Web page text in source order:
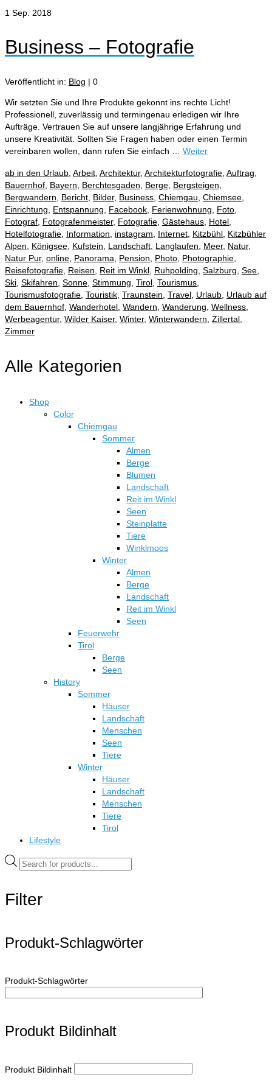
1 Sep. 2018
Business – Fotografie
Veröffentlicht in: Blog | 0
Wir setzten Sie und Ihre Produkte gekonnt ins rechte Licht!
Professionell, zuverlässig und termingenau erledigen wir Ihre
Aufträge. Vertrauen Sie auf unsere langjährige Erfahrung und
unsere Kreativität. Sollten Sie Fragen haben oder einen Termin
vereinbaren wollen, dann rufen Sie einfach … Weiter
ab in den Urlaub Arbeit Architektur, Architekturfotografie Auftrag
Bauernhof Bayern Berchtesgaden Berge Bergsteigen
Bergwandern
Bericht Bilder, Business Chiemgau Chiemsee
Einrichtung
Entspannung Facebook Ferienwohnung Foto
Fotograf Fotografenmeister, Fotografie Gästehaus Hotel
Hotelfotografie Information instagram Internet Kitzbühl Kitzbühler
Alpen
Königsee Kufstein Landschaft Langlaufen Meer, Natur,
Natur Pur, online Panorama Pension Photo Photographie
Reisefotografie Reisen Reit im Winkl Ruhpolding Salzburg See
Ski Skifahren Sonne Stimmung Tirol Tourismus
Tourismusfotografie Touristik Traunstein Travel Urlaub Urlaub auf
dem Bauernhof Wanderhotel Wandern Wanderung Wellness
Werbeagentur, Wilder Kaiser, Winter, Winterwandern Zillertal
Zimmer
Alle Kategorien
Shop
Color
Chiemgau
Sommer
Almen
Berge
Blumen
Landschaft
Reit im Winkl
Seen
Steinplatte
Tiere
Winklmoos
Winter
Almen
Berge
Landschaft
Reit im Winkl
Seen
Feuerwehr
Tirol
Berge
Seen
History
Sommer
Häuser
Landschaft
Menschen
Seen
Tiere
Winter
Häuser
Landschaft
Menschen
Tiere
Tirol
Lifestyle
Products
search
Filter
Produkt-Schlagwörter
Produkt-Schlagwörter
Produkt Bildinhalt
Produkt Bildinhalt